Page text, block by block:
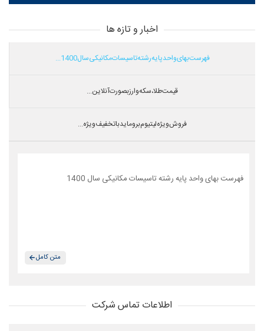
اخبار و تازه ها
فهرست بهای واحد پایه رشته تاسیسات مکانیکی سال 1400...
قیمت طلا،سکه و ارز بصورت آنلاین...
فروش ویژه لیتیوم بروماید با تخفیف ویژه...
فهرست بهای واحد پایه رشته تاسیسات مکانیکی سال 1400
متن کامل
اطلاعات تماس شرکت